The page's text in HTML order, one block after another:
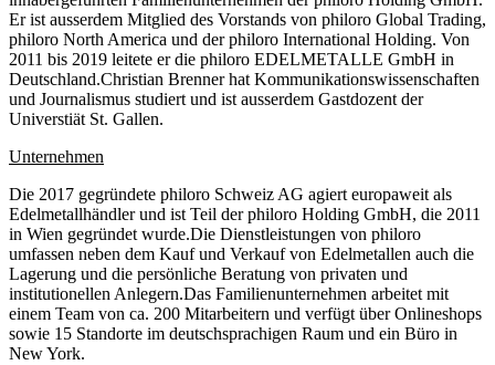
Er ist ausserdem Mitglied des Vorstands von philoro Global Trading,
philoro North America und der philoro International Holding. Von
2011 bis 2019 leitete er die philoro EDELMETALLE GmbH in
Deutschland.Christian Brenner hat Kommunikationswissenschaften
und Journalismus studiert und ist ausserdem Gastdozent der
Universtiät St. Gallen.
Unternehmen
Die 2017 gegründete philoro Schweiz AG agiert europaweit als
Edelmetallhändler und ist Teil der philoro Holding GmbH, die 2011
in Wien gegründet wurde.Die Dienstleistungen von philoro
umfassen neben dem Kauf und Verkauf von Edelmetallen auch die
Lagerung und die persönliche Beratung von privaten und
institutionellen Anlegern.Das Familienunternehmen arbeitet mit
einem Team von ca. 200 Mitarbeitern und verfügt über Onlineshops
sowie 15 Standorte im deutschsprachigen Raum und ein Büro in
New York.